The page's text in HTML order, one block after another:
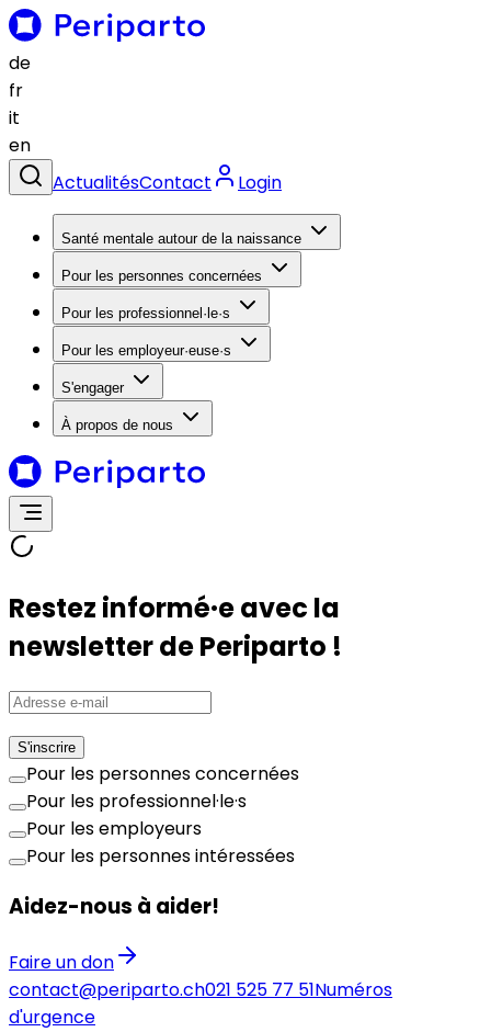
de
fr
it
en
ActualitésContact Login
Santé mentale autour de la naissance
Pour les personnes concernées
Pour les professionnel·le·s
Pour les employeur·euse·s
S'engager
À propos de nous
Restez informé·e avec la
newsletter de Periparto !
S'inscrire
Pour les personnes concernées
Pour les professionnel·le·s
Pour les employeurs
Pour les personnes intéressées
Aidez-nous à aider!
Faire un don
contact@periparto.ch021 525 77 51Numéros
d'urgence